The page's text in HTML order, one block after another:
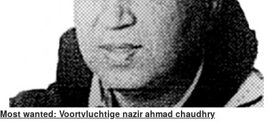
Most wanted: Voortvluchtige nazir ahmad chaudhry